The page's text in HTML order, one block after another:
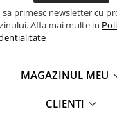
sa primesc newsletter cu
Afla mai multe in
MAGAZINUL MEU
CLIENTI